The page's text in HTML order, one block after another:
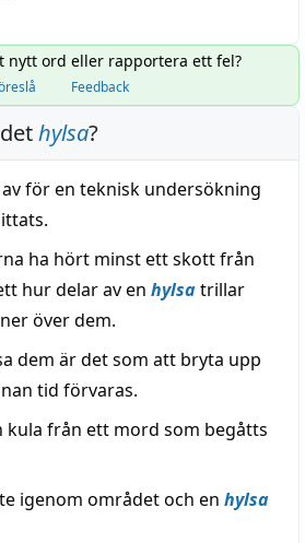
nytt ord eller rapportera ett fel?
Feedback
hylsa?
för en teknisk undersökning
ha hört minst ett skott från
hur delar av en hylsatrillar
över dem.
dem är det som att bryta upp
tid förvaras.
kula från ett mord som begåtts
igenom området och en hylsa